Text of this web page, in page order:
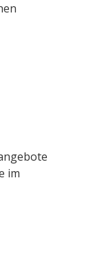
im